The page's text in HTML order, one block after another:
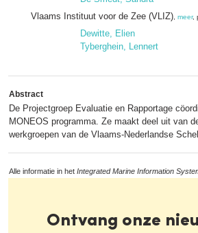
Vlaams Instituut voor de Zee (VLIZ) meer,
Dewitte, Elien
Tyberghein, Lennert
Abstract
De Projectgroep Evaluatie en Rapportage
MONEOS programma. Ze maakt deel uit van
werkgroepen van de Vlaams-Nederlandse
Alle informatie in het Integrated Marine Information
Ontvang onze